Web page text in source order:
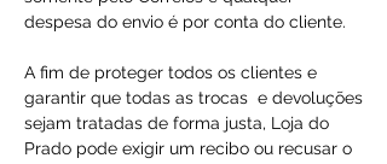
despesa do envio é por conta do cliente.
A fim de proteger todos os clientes e
garantir que todas as trocas e devoluções
sejam tratadas de forma justa, Loja do
Prado pode exigir um recibo ou recusar o